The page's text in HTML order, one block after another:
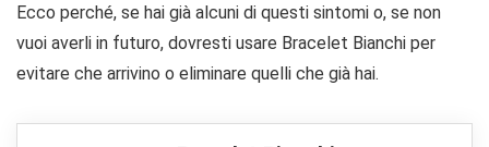
Ecco perché, se hai già alcuni di questi sintomi o, se non
vuoi averli in futuro, dovresti usare Bracelet Bianchi per
evitare che arrivino o eliminare quelli che già hai.